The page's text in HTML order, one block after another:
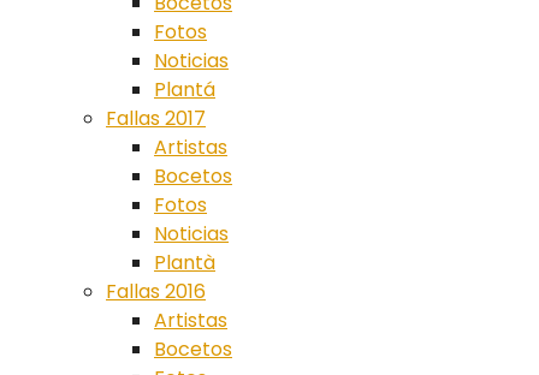
Fotos
Noticias
Plantá
Fallas 2017
Artistas
Bocetos
Fotos
Noticias
Plantà
Fallas 2016
Artistas
Bocetos